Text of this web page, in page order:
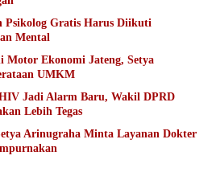
Psikolog Gratis Harus Diikuti
Mental
Motor Ekonomi Jateng, Setya
UMKM
Jadi Alarm Baru, Wakil DPRD
Lebih Tegas
Arinugraha Minta Layanan Dokter